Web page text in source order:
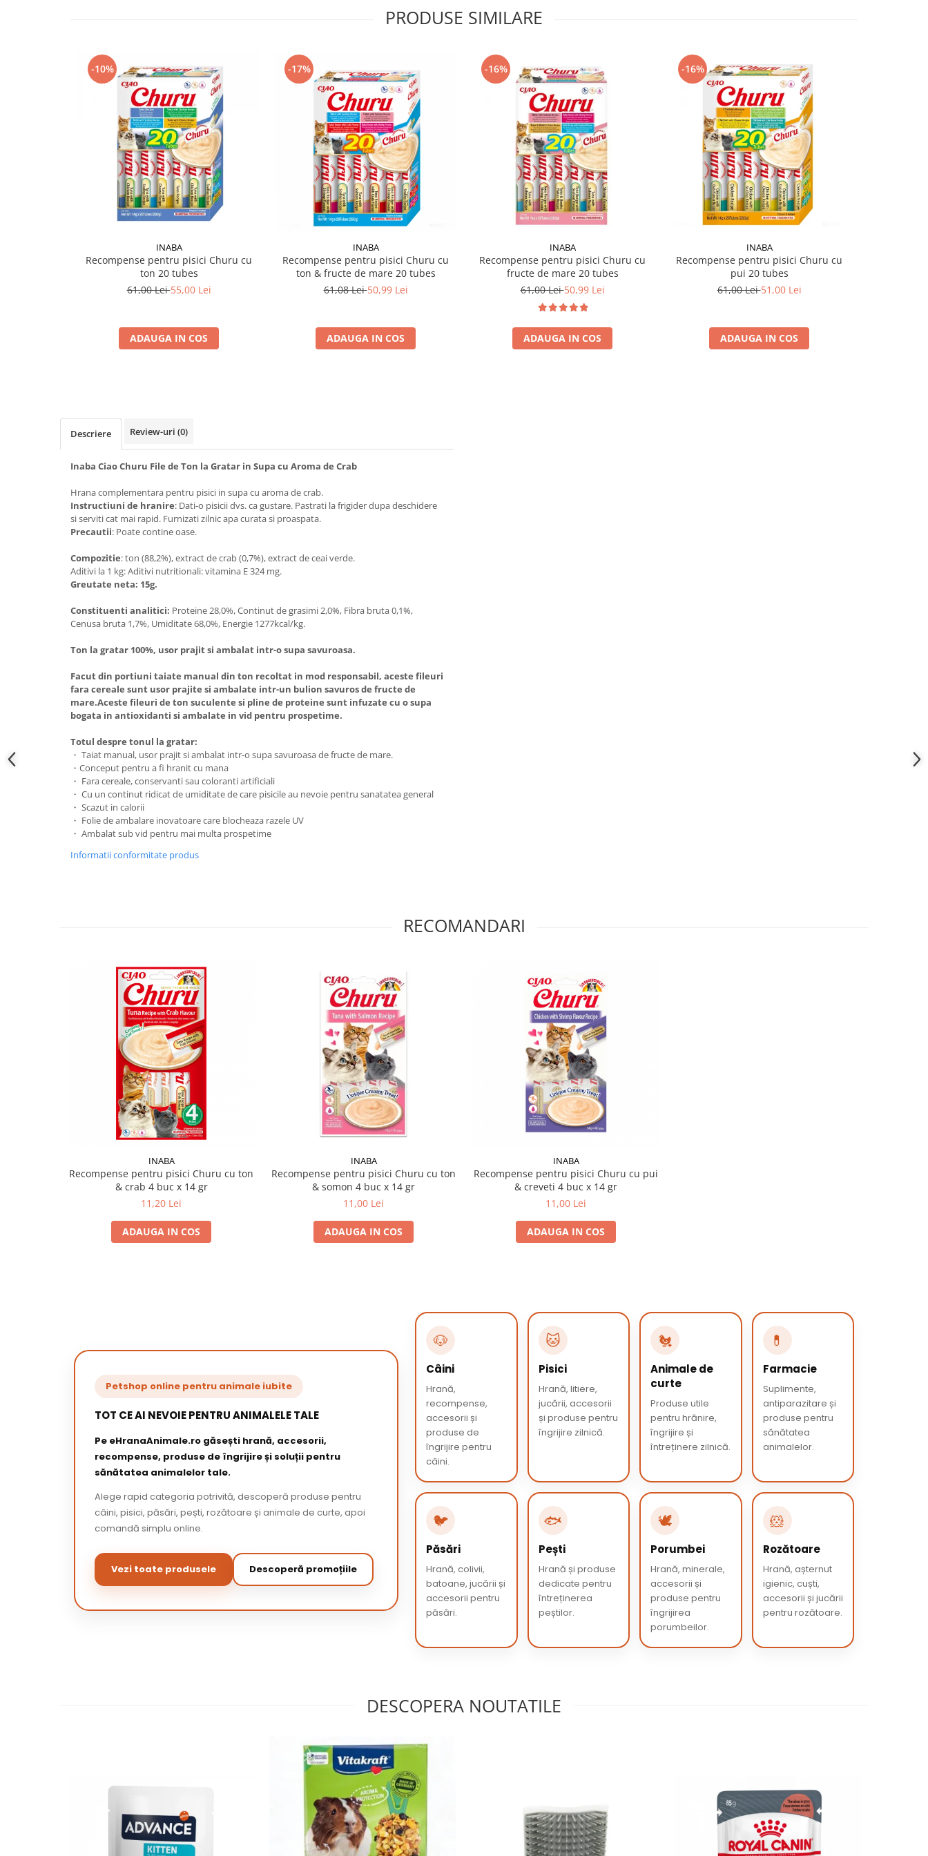
PRODUSE SIMILARE
-10%
INABA
Recompense pentru pisici Churu cu
ton 20 tubes
61,00 Lei55,00 Lei
ADAUGA IN COS
-17%
INABA
Recompense pentru pisici Churu cu
ton & fructe de mare 20 tubes
61,08 Lei50,99 Lei
ADAUGA IN COS
-16%
INABA
Recompense pentru pisici Churu cu
fructe de mare 20 tubes
61,00 Lei50,99 Lei
ADAUGA IN COS
-16%
INABA
Recompense pentru pisici Churu cu
pui 20 tubes
61,00 Lei51,00 Lei
ADAUGA IN COS
Descriere Review-uri (0)
Inaba Ciao Churu File de Ton la Gratar in Supa cu Aroma de Crab
Hrana complementara pentru pisici in supa cu aroma de crab.
Instructiuni de hranire: Dati-o pisicii dvs. ca gustare. Pastrati la frigider dupa deschidere
si serviti cat mai rapid. Furnizati zilnic apa curata si proaspata.
Precautii: Poate contine oase.
Compozitie: ton (88,2%), extract de crab (0,7%), extract de ceai verde.
Aditivi la 1 kg: Aditivi nutritionali: vitamina E 324 mg.
Greutate neta: 15g.
Constituenti analitici: Proteine 28,0%, Continut de grasimi 2,0%, Fibra bruta 0,1%,
Cenusa bruta 1,7%, Umiditate 68,0%, Energie 1277kcal/kg.
Ton la gratar 100%, usor prajit si ambalat intr-o supa savuroasa.
Facut din portiuni taiate manual din ton recoltat in mod responsabil, aceste fileuri
fara cereale sunt usor prajite si ambalate intr-un bulion savuros de fructe de
mare.Aceste fileuri de ton suculente si pline de proteine sunt infuzate cu o supa
bogata in antioxidanti si ambalate in vid pentru prospetime.
Totul despre tonul la gratar:
・ Taiat manual, usor prajit si ambalat intr-o supa savuroasa de fructe de mare.
・Conceput pentru a fi hranit cu mana
・ Fara cereale, conservanti sau coloranti artificiali
・ Cu un continut ridicat de umiditate de care pisicile au nevoie pentru sanatatea general
・ Scazut in calorii
・ Folie de ambalare inovatoare care blocheaza razele UV
・ Ambalat sub vid pentru mai multa prospetime
Informatii conformitate produs
RECOMANDARI
INABA
Recompense pentru pisici Churu cu ton
& crab 4 buc x 14 gr
11,20 Lei
ADAUGA IN COS
INABA
Recompense pentru pisici Churu cu ton
& somon 4 buc x 14 gr
11,00 Lei
ADAUGA IN COS
INABA
Recompense pentru pisici Churu cu pui
& creveti 4 buc x 14 gr
11,00 Lei
ADAUGA IN COS
Petshop online pentru animale iubite
TOT CE AI NEVOIE PENTRU ANIMALELE TALE
Pe eHranaAnimale.ro găsești hrană, accesorii,
recompense, produse de îngrijire și soluții pentru
sănătatea animalelor tale.
Alege rapid categoria potrivită, descoperă produse pentru
câini, pisici, păsări, pești, rozătoare și animale de curte, apoi
comandă simplu online.
Vezi toate produsele Descoperă promoțiile
🐶
Câini
Hrană,
recompense,
accesorii și
produse de
îngrijire pentru
câini.
🐱
Pisici
Hrană, litiere,
jucării, accesorii
și produse pentru
îngrijire zilnică.
🐔
Animale de
curte
Produse utile
pentru hrănire,
îngrijire și
întreținere zilnică.
💊
Farmacie
Suplimente,
antiparazitare și
produse pentru
sănătatea
animalelor.
🐦
Păsări
Hrană, colivii,
batoane, jucării și
accesorii pentru
păsări.
🐟
Pești
Hrană și produse
dedicate pentru
întreținerea
peștilor.
🕊️
Porumbei
Hrană, minerale,
accesorii și
produse pentru
îngrijirea
porumbeilor.
🐹
Rozătoare
Hrană, așternut
igienic, cuști,
accesorii și jucării
pentru rozătoare.
DESCOPERA NOUTATILE